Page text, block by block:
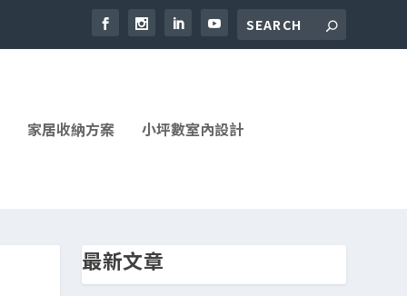
家居收納方案 小坪數室內設計
最新文章